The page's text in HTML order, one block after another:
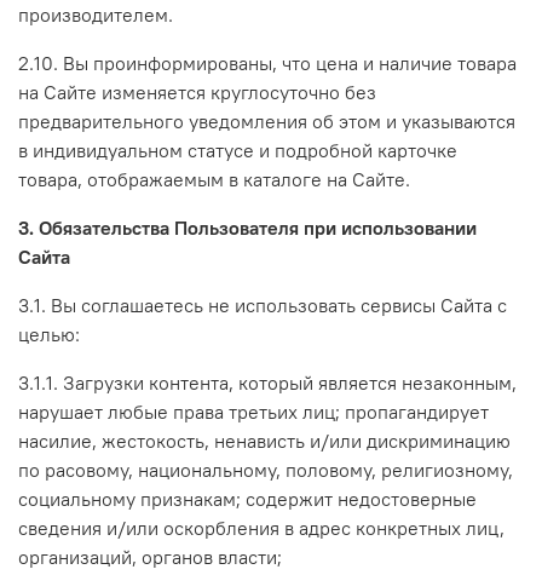
производителем.
2.10. Вы проинформированы, что цена и наличие товара
на Сайте изменяется круглосуточно без
предварительного уведомления об этом и указываются
в индивидуальном статусе и подробной карточке
товара, отображаемым в каталоге на Сайте.
3. Обязательства Пользователя при использовании
Сайта
3.1. Вы соглашаетесь не использовать сервисы Сайта с
целью:
3.1.1. Загрузки контента, который является незаконным,
нарушает любые права третьих лиц; пропагандирует
насилие, жестокость, ненависть и/или дискриминацию
по расовому, национальному, половому, религиозному,
социальному признакам; содержит недостоверные
сведения и/или оскорбления в адрес конкретных лиц,
организаций, органов власти;